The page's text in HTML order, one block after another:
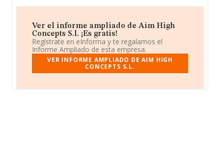
Ver el informe ampliado de Aim High
Concepts S.l. ¡Es gratis!
Regístrate en eInforma y te regalamos el
Informe Ampliado de esta empresa.
VER INFORME AMPLIADO DE AIM HIGH
CONCEPTS S.L.